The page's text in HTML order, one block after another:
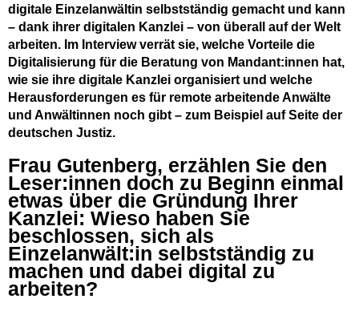
digitale Einzelanwältin selbstständig gemacht und kann
– dank ihrer digitalen Kanzlei – von überall auf der Welt
arbeiten. Im Interview verrät sie, welche Vorteile die
Digitalisierung für die Beratung von Mandant:innen hat,
wie sie ihre digitale Kanzlei organisiert und welche
Herausforderungen es für remote arbeitende Anwälte
und Anwältinnen noch gibt – zum Beispiel auf Seite der
deutschen Justiz.
Frau Gutenberg, erzählen Sie den
Leser:innen doch zu Beginn einmal
etwas über die Gründung Ihrer
Kanzlei: Wieso haben Sie
beschlossen, sich als
Einzelanwält:in selbstständig zu
machen und dabei digital zu
arbeiten?